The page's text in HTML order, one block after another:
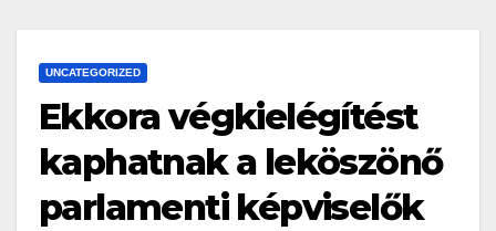
UNCATEGORIZED
Ekkora végkielégítést
kaphatnak a leköszönő
parlamenti képviselők